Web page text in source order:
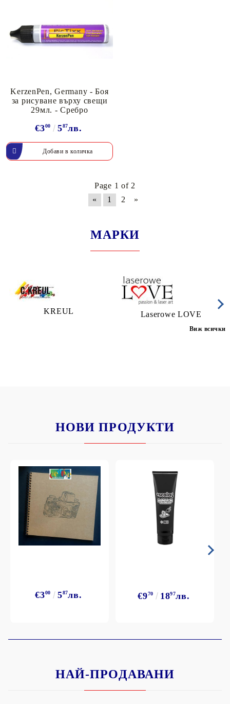
KerzenPen, Germany - Боя
за рисуване върху свещи
29мл. - Сребро
€300 587лв.
Page 1 of 2
«
1 2 »
МАРКИ
KREUL Laserowe LOVE
Виж всички
НОВИ ПРОДУКТИ
€300 587лв. €970 1897лв.
НАЙ-ПРОДАВАНИ